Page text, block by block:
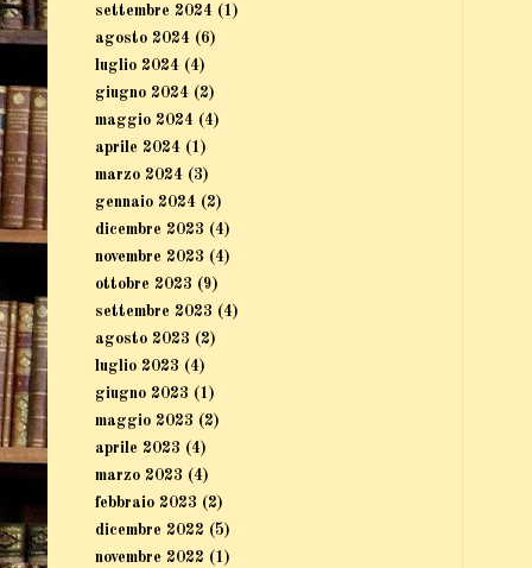
settembre 2024 (1)
agosto 2024 (6)
luglio 2024 (4)
giugno 2024 (2)
maggio 2024 (4)
aprile 2024 (1)
marzo 2024 (3)
gennaio 2024 (2)
dicembre 2023 (4)
novembre 2023 (4)
ottobre 2023 (9)
settembre 2023 (4)
agosto 2023 (2)
luglio 2023 (4)
giugno 2023 (1)
maggio 2023 (2)
aprile 2023 (4)
marzo 2023 (4)
febbraio 2023 (2)
dicembre 2022 (5)
novembre 2022 (1)